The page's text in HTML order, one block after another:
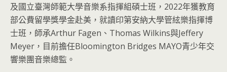
及國立臺灣師範大學音樂系指揮組碩士班，2022年獲教育
部公費留學獎學金赴美，就讀印第安納大學管絃樂指揮博
士班，師承Arthur Fagen、Thomas Wilkins與Jeffery
Meyer，目前擔任Bloomington Bridges MAYO青少年交
響樂團音樂總監。